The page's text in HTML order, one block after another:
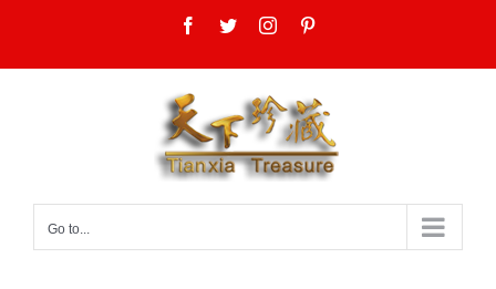
content
Facebook
TwitterInstagram
Go to...